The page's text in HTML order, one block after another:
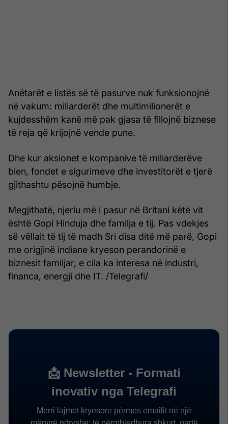
Anëtarët e listës së të pasurve nuk funksionojnë
në vakum: miliarderët dhe multimilionerët e
kujdesshëm kanë më pak gjasa të fillojnë biznese
të reja që krijojnë vende pune.
Dhe kur aksionet e kompanive të miliarderëve
bien, fondet e sigurimeve dhe investitorët e tjerë
gjithashtu pësojnë humbje.
Megjithatë, njeriu më i pasur në Britani këtë vit
është Gopi Hinduja dhe familja e tij. Pas vdekjes
së vëllait të tij të madh Sri disa ditë më parë, Gopi
me origjinë indiane kryeson perandorinë e
biznesit familjar, e cila ka interesa në industri,
financa, energji dhe IT. /Telegrafi/